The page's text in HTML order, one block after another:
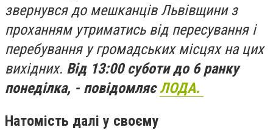
звернувся до мешканців Львівщини з
проханням утриматись від пересування і
перебування у громадських місцях на цих
вихідних. Від 13:00 суботи до 6 ранку
понеділка, - повідомляєЛОДА.
Натомість далі у своєму